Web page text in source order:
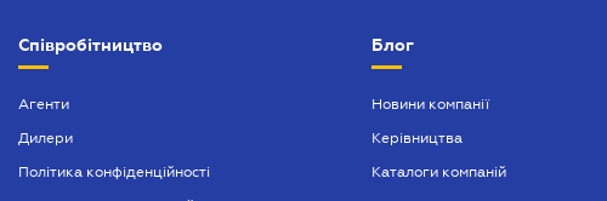
БІЗНЕС
БУХГАЛТЕР ПРОФ
Співробітництво
Агенти
Дилери
Політика конфіденційності
Блог
Новини компанії
Керівництва
Каталоги компаній